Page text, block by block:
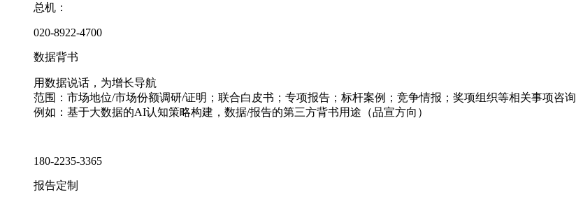
总机：
020-8922-4700
数据背书
用数据说话，为增长导航
范围：市场地位/市场份额调研/证明；联合白皮书；专项报告；标杆案例；竞争情报；奖项组织等相关事项咨询
例如：基于大数据的AI认知策略构建，数据/报告的第三方背书用途（品宣方向）
180-2235-3365
报告定制